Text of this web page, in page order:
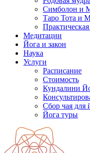
Симболон и
Таро Тота и
Практическая
Медитации
Йога и закон
Наука
Услуги
Расписание
Стоимость
Кундалини
Сбор чая для
Йога туры